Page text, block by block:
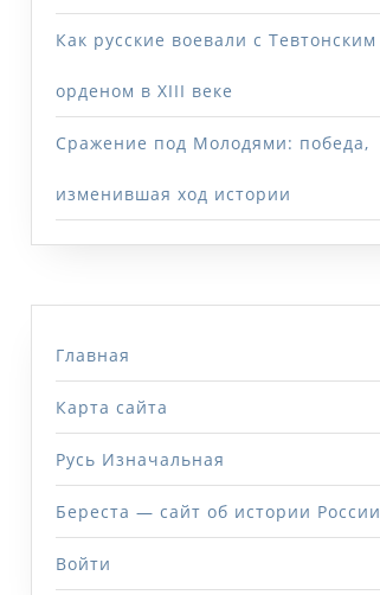
Как русские воевали с Тевтонским
орденом в XIII веке
Сражение под Молодями: победа,
изменившая ход истории
Главная
Карта сайта
Русь Изначальная
Береста — сайт об истории России
Войти